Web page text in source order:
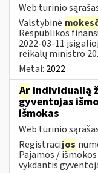
Web turinio
Valstybinė
Respublikos
2022-03-11
reikalų ministro
Metai: 2022
Ar individualią
gyventojas
išmokas
Web turinio
Registracijos
Pajamos / išmokos
vykdantis